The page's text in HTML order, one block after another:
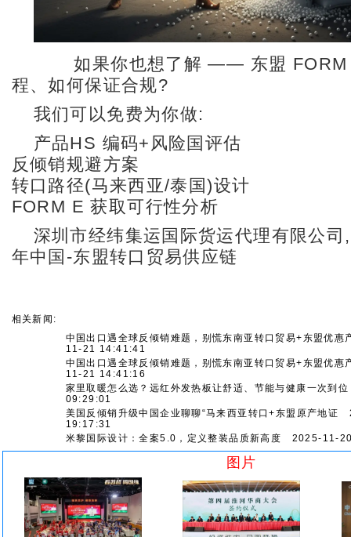
如果你也想了解 —— 东盟 FORM
程、如何保证合规?
我们可以免费为你做:
产品HS 编码+风险国评估
反倾销规避方案
转口路径(马来西亚/泰国)设计
FORM E 获取可行性分析
深圳市经纬集运国际货运代理有限公
年中国-东盟转口贸易供应链
相关新闻:
中国出口遇全球反倾销难题，别慌东南亚转口贸易+东盟优惠
11-21 14:41:41
中国出口遇全球反倾销难题，别慌东南亚转口贸易+东盟优惠
11-21 14:41:16
家里取暖怎么选？远红外发热板让舒适、节能与健康一次到位
09:29:01
美国反倾销升级中国企业聊聊“马来西亚转口+东盟原产地证
19:17:31
米黎国际设计：全案5.0，定义整装品质新高度 2025-11-
图片